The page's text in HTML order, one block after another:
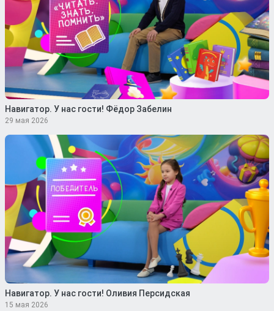
Навигатор. У нас гости! Фёдор Забелин
29 мая 2026
Навигатор. У нас гости! Оливия Персидская
15 мая 2026